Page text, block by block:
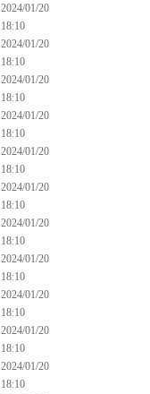
2024/01/20
18:10
2024/01/20
18:10
2024/01/20
18:10
2024/01/20
18:10
2024/01/20
18:10
2024/01/20
18:10
2024/01/20
18:10
2024/01/20
18:10
2024/01/20
18:10
2024/01/20
18:10
2024/01/20
18:10